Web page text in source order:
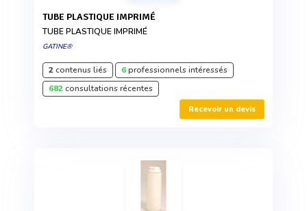
TUBE PLASTIQUE IMPRIMÉ
TUBE PLASTIQUE IMPRIMÉ
GATINE®
2contenus liés 6professionnels intéressés
682consultations récentes
Recevoir un devis